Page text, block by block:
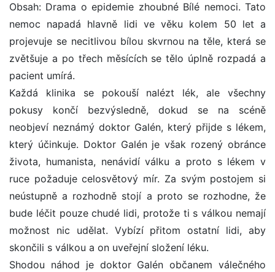
Obsah: Drama o epidemie zhoubné Bílé nemoci. Tato
nemoc napadá hlavně lidi ve věku kolem 50 let a
projevuje se necitlivou bílou skvrnou na těle, která se
zvětšuje a po třech měsících se tělo úplně rozpadá a
pacient umírá.
Každá klinika se pokouší nalézt lék, ale všechny
pokusy končí bezvýsledně, dokud se na scéně
neobjeví neznámý doktor Galén, který přijde s lékem,
který účinkuje. Doktor Galén je však rozený obránce
života, humanista, nenávidí válku a proto s lékem v
ruce požaduje celosvětový mír. Za svým postojem si
neústupně a rozhodně stojí a proto se rozhodne, že
bude léčit pouze chudé lidi, protože ti s válkou nemají
možnost nic udělat. Vybízí přitom ostatní lidi, aby
skončili s válkou a on uveřejní složení léku.
Shodou náhod je doktor Galén občanem válečného